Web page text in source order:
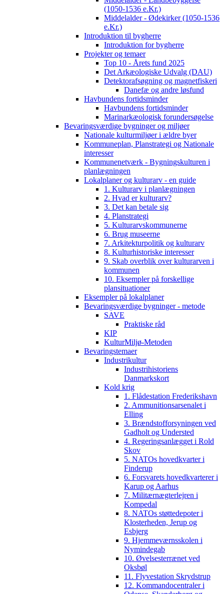
(1050-1536 e.Kr.)
Middelalder - Ødekirker (1050-1536
e.Kr.)
Introduktion til bygherre
Introduktion for bygherre
Projekter og temaer
Top 10 - Årets fund 2025
Det Arkæologiske Udvalg (DAU)
Detektorafsøgning og magnetfiskeri
Danefæ og andre løsfund
Havbundens fortidsminder
Havbundens fortidsminder
Marinarkæologisk forundersøgelse
Bevaringsværdige bygninger og miljøer
Nationale kulturmiljøer i ældre byer
Kommuneplan, Planstrategi og Nationale
interesser
Kommunenetværk - Bygningskulturen i
planlægningen
Lokalplaner og kulturarv - en guide
1. Kulturarv i planlægningen
2. Hvad er kulturarv?
3. Det kan betale sig
4. Planstrategi
5. Kulturarvskommunerne
6. Brug museerne
7. Arkitekturpolitik og kulturarv
8. Kulturhistoriske interesser
9. Skab overblik over kulturarven i
kommunen
10. Eksempler på forskellige
plansituationer
Eksempler på lokalplaner
Bevaringsværdige bygninger - metode
SAVE
Praktiske råd
KIP
KulturMiljø-Metoden
Bevaringstemaer
Industrikultur
Industrihistoriens
Danmarkskort
Kold krig
1. Flådestation Frederikshavn
2. Ammunitionsarsenalet i
Elling
3. Brændstofforsyningen ved
Gadholt og Understed
4. Regeringsanlægget i Rold
Skov
5. NATOs hovedkvarter i
Finderup
6. Forsvarets hovedkvarterer i
Karup og Aarhus
7. Militærnægterlejren i
Kompedal
8. NATOs støttedepoter i
Klosterheden, Jerup og
Esbjerg
9. Hjemmeværnsskolen i
Nymindegab
10. Øvelsesterrænet ved
Oksbøl
11. Flyvestation Skrydstrup
12. Kommandocentraler i